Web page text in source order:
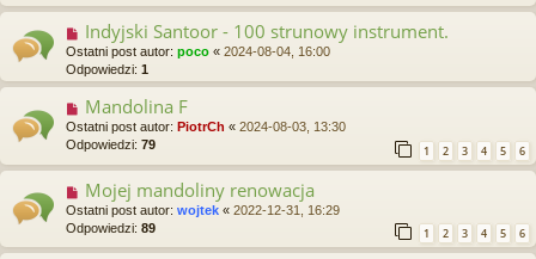
Indyjski Santoor - 100 strunowy instrument.
Ostatni post autor: poco « 2024-08-04, 16:00
Odpowiedzi: 1
Mandolina F
Ostatni post autor: PiotrCh « 2024-08-03, 13:30
Odpowiedzi: 79 1 2 3 4 5 6
Mojej mandoliny renowacja
Ostatni post autor: wojtek « 2022-12-31, 16:29
Odpowiedzi: 89 1 2 3 4 5 6